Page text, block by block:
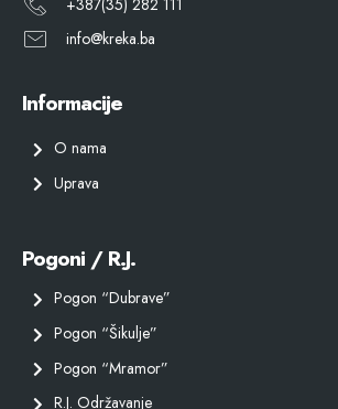
info@kreka.ba
Informacije
O nama
Uprava
Pogoni / R.J.
Pogon “Dubrave”
Pogon “Šikulje”
Pogon “Mramor”
R.J. Održavanje